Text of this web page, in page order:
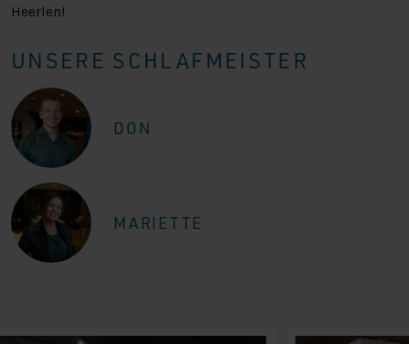
Heerlen!
UNSERE SCHLAFMEISTER
DON
MARIETTE